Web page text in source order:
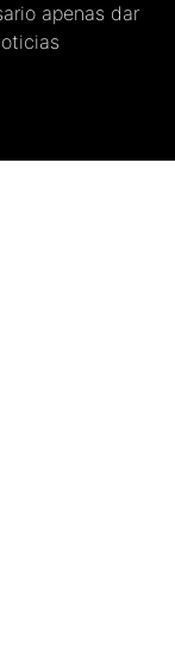
apenas dar